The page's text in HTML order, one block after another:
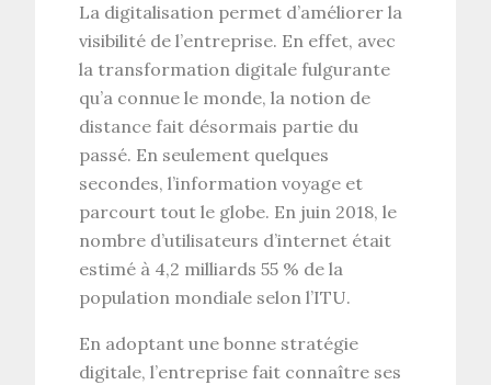
La digitalisation permet d’améliorer la
visibilité de l’entreprise. En effet, avec
la transformation digitale fulgurante
qu’a connue le monde, la notion de
distance fait désormais partie du
passé. En seulement quelques
secondes, l’information voyage et
parcourt tout le globe. En juin 2018, le
nombre d’utilisateurs d’internet était
estimé à 4,2 milliards 55 % de la
population mondiale selon l’ITU.
En adoptant une bonne stratégie
digitale, l’entreprise fait connaître ses